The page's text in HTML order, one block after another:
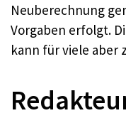
Neuberechnung
Vorgaben erfolgt.
kann für viele aber